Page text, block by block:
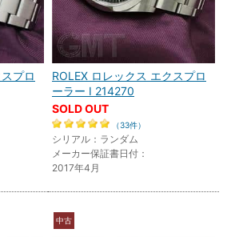
プロ
ROLEX ロレックス エクスプロ
ーラー I 214270
SOLD OUT
（33件）
シリアル：ランダム
メーカー保証書日付：
2017年4月
中古